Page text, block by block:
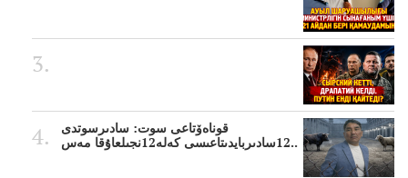
قوناەۆتاعى سوت: سادىرسوتدى
12سادىربايدىتاعىسى كەلە12نجىلعاۇقا مەس..